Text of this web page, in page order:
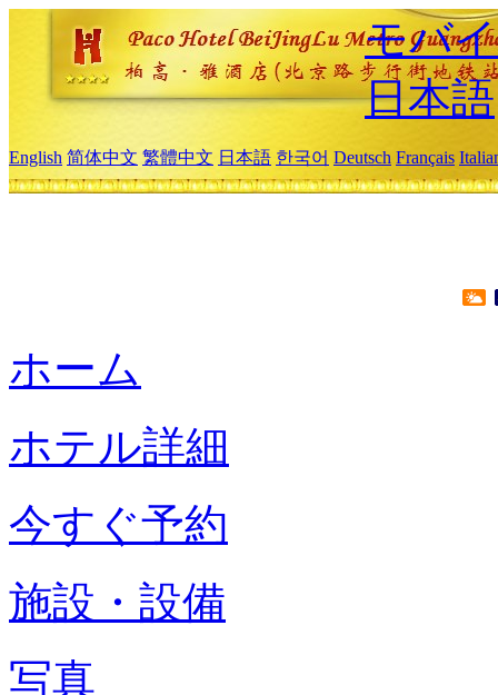
モバ
日本語
English 简体中文 繁體中文 日本語 한국어 Deutsch Français
ホーム
ホテル詳細
今すぐ予約
施設・設備
写真